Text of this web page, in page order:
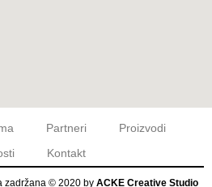
Partneri
Proizvodi
Kontakt
zadržana © 2020 by ACKE Creative Studio